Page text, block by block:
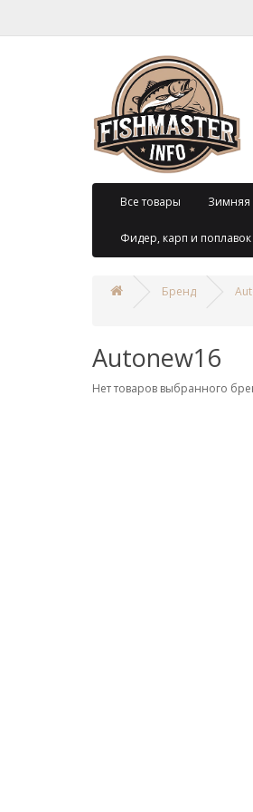
Все товары Зимняя
Фидер, карп и поплавок
Бренд
Autonew16
Нет товаров выбранного